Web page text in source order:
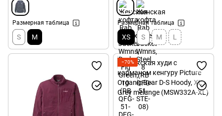
Размерная таблица
S M
Размерная таблица
XS S M L
−70%